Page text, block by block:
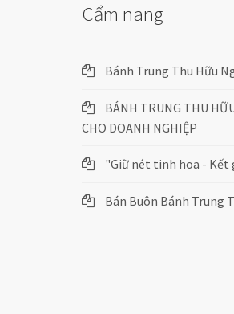
Cẩm nang
Bánh Trung Thu Hữu
BÁNH TRUNG THU
CHO DOANH NGHIỆP
"Giữ nét tinh hoa - Kết
Bán Buôn Bánh Trung